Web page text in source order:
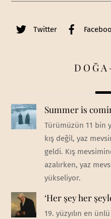
Twitter
Summer is
Türümüzün 11 bin
kış değil, yaz
geldi. Kış
azalırken, yaz
yükseliyor.
‘Her şey her
19. yüzyılın en